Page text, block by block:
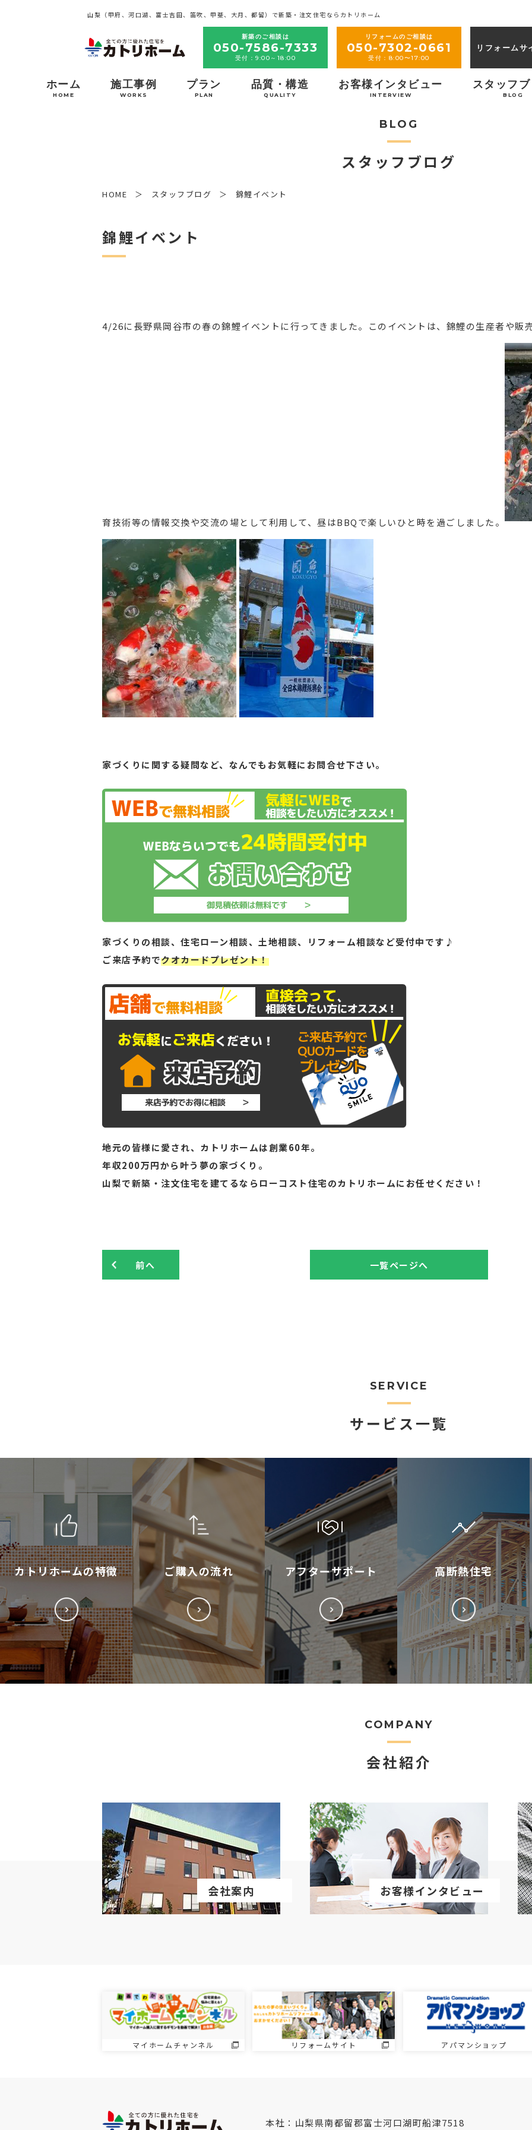
山梨（甲府、河口湖、富士吉田、笛吹、甲斐、大月、都留）で新築・注文住宅ならカトリホーム
新築のご相談は
050-7586-7333
受付：9:00～18:00
リフォームのご相談は
050-7302-0661
受付：8:00〜17:00
リフォームサ
ホーム
HOME
施工事例
WORKS
プラン
PLAN
品質・構造
QUALITY
お客様インタビュー
INTERVIEW
スタッフ
BLOG
BLOG
スタッフブログ
HOME スタッフブログ 錦鯉イベント
錦鯉イベント
4/26に長野県岡谷市の春の錦鯉イベントに行ってきました。このイベントは、錦鯉の生産者や販
育技術等の情報交換や交流の場として利用して、昼はBBQで楽しいひと時を過ごしました。
家づくりに関する疑問など、 なんでもお気軽にお問合せ下さい。
家づくりの相談、住宅ローン相談、土地相談、リフォーム相談など受付中です♪
ご来店予約でクオカードプレゼント！
地元の皆様に愛され、カトリホームは創業60年。
年収200万円から叶う夢の家づくり。
山梨で新築・注文住宅を建てるならローコスト住宅のカトリホームにお任せください！
前へ 一覧ページへ
SERVICE
サービス一覧
カトリホームの特徴 ご購入の流れ アフターサポート 高断熱住宅
COMPANY
会社紹介
会社案内 お客様インタビュー
マイホームチャンネル リフォームサイト アパマンショップ
本社：山梨県南都留郡富士河口湖町船津7518